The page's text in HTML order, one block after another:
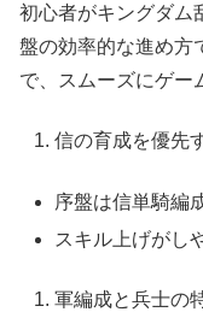
初心者がキングダム
盤の効率的な進め方
で、スムーズにゲー
信の育成を優先
序盤は信単騎編
スキル上げがし
軍編成と兵士の